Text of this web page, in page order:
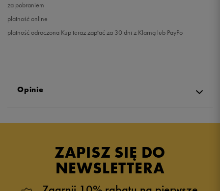
za pobraniem
płatność online
płatność odroczona Kup teraz zapłać za 30 dni z Klarną lub PayPo
Opinie
5.0
zebranych i zweryfikowanych przez
ZAPISZ SIĘ DO
NEWSLETTERA